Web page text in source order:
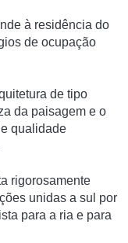
à residência do
de ocupação
de tipo
da paisagem e o
qualidade
rigorosamente
unidas a sul por
para a ria e para